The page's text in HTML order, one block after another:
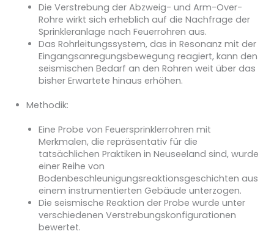
Die Verstrebung der Abzweig- und Arm-Over-
Rohre wirkt sich erheblich auf die Nachfrage der
Sprinkleranlage nach Feuerrohren aus.
Das Rohrleitungssystem, das in Resonanz mit der
Eingangsanregungsbewegung reagiert, kann den
seismischen Bedarf an den Rohren weit über das
bisher Erwartete hinaus erhöhen.
Methodik:
Eine Probe von Feuersprinklerrohren mit
Merkmalen, die repräsentativ für die
tatsächlichen Praktiken in Neuseeland sind, wurde
einer Reihe von
Bodenbeschleunigungsreaktionsgeschichten aus
einem instrumentierten Gebäude unterzogen.
Die seismische Reaktion der Probe wurde unter
verschiedenen Verstrebungskonfigurationen
bewertet.